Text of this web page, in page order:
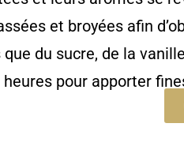
et broyées afin
du sucre, de la
pour apporter